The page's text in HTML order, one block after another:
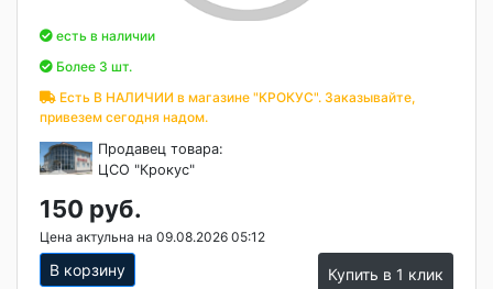
есть в наличии
Более 3 шт.
Есть В НАЛИЧИИ в магазине "КРОКУС". Заказывайте,
привезем сегодня надом.
Продавец товара:
ЦСО "Крокус"
150 руб.
Цена актульна на 09.08.2026 05:12
В корзину Купить в 1 клик